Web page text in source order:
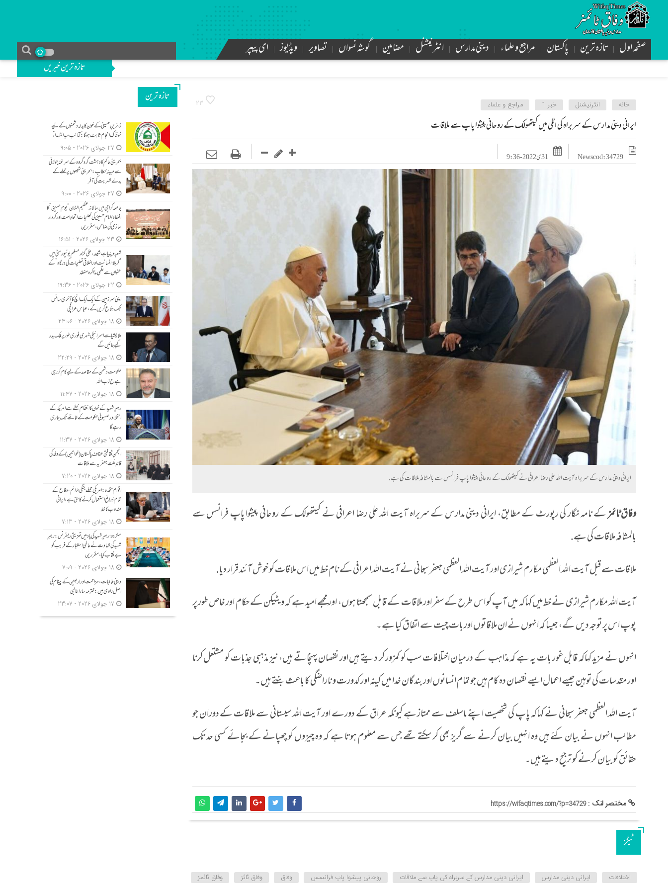
صفحہ اول تازه ترین پاکستان مراجع و علماء دینی مدارس انٹرنیشنل مضامین گوشہ نسواں تصاویر ویڈیوز ای پیپر
تازہ ترین خبریں
23 خانه انٹرنیشنل خبر 1 مراجع و علماء
ایرانی دینی مدارس کے سربراہ کی اٹلی میں کیتھولک کے روحانی پیشوا پاپ سے ملاقات
News cod : 34729 31 می 2022 - 9:36
ایرانی دینی مدارس کے سربراہ آیت اللہ علی رضا اعرافی نے کیتھولک کے روحانی پیشوا پاپ فرانسس سے بالمشافہ ملاقات کی ہے.
وفاق ٹائمزکے نامہ نگار کی رپورٹ کے مطابق، ایرانی دینی مدارس کے سربراہ آیت اللہ علی رضا اعرافی نے کیتھولک کے روحانی پیشوا پاپ فرانسس سے
بالمشافہ ملاقات کی ہے.
ملاقات سے قبل آیت اللہ العظمی مکارم شیرازی اور آیت اللہ العظمی جعفر سبحانی نے آیت اللہ اعرافی کے نام خط میں اس ملاقات کو خوش آئند قرار دیا.
آیت اللہ مکارم شیرازی نے خط میں کہاکہ میں آپ کو اس طرح کے سفر اور ملاقات کے قابل سمجھتا ہوں، اور مجھے امید ہے کہ ویٹیکن کے حکام اور خاص طور پر
پوپ اس پر توجہ دیں گے، جیسا کہ انہوں نے ان ملاقاتوں اور بات چیت سے اتفاق کیا ہے۔
انہوں نے مزید کہاکہ قابل غور بات یہ ہے کہ مذاہب کے درمیان اختلافات سب کو کمزور کر دیتے ہیں اور نقصان پہنچاتے ہیں، نیز مذہبی جذبات کو مشتعل کرنا
اور مقدسات کی توہین جیسے اعمال ایسے نقصان دہ کام ہیں جو تمام انسانوں اور بندگان خدا میں کینہ اور کدورت و ناراضگی کا باعث بنتے ہیں۔
آیت اللہ العظمی جعفر سبحانی نے کہاکہ پاپ کی شخصیت اپنے ماسلف سے ممتاز ہے کیونکہ عراق کے دورے اور آیت اللہ سیستانی سے ملاقات کے دوران جو
مطالب انہوں نے بیان کئے ہیں وہ انہیں بیان کرنے سے گریز بھی کر سکتے تھے جس سے معلوم ہوتا ہے کہ وہ چیزوں کو چھپانے کے بجائے کسی حد تک
حقائق کو بیان کرنے کو ترجیح دیتے ہیں۔
مختصر لنک :https://wifaqtimes.com/?p=34729
ٹیگز
اختلافات ایرانی دینی مدارس ایرانی دینی مدارس کے سربراہ کی پاپ سے ملاقات روحانی پیشوا پاپ فرانسس وفاق وفاق ٹائز وفاق ٹائمز
تازه ترین
زائرینِ حسینی کے خون کا بدلہ دشمنوں کے لیے
خوفناک انجام ثابت ہوگا: کتائب سید الشہداءؑ
بحرینی حاکم کا دہشت گرد گروہ کے سرغنہ جولانی
سے مبینہ خطاب: بحرینی شیعوں پر حملے کے
بدلے شہریت کی آفر
جامعہ کراچی میں سالانہ عظیم الشان “یومِ حسینؑ” کا
انعقاد/امام حسینؑ کی تعلیمات اتحادِ امت اور کردار
سازی کی ضامن، مقررین
شعبۂ دینیاتِ شیعہ، علی گڑھ مسلم یونیورسٹی میں
“کربلا؛ انسانیت اور اخلاقی تعلیمات کی درگاہ” کے
عنوان سے علمی مذاکرہ منعقد
اپنی سرزمین کے ایک ایک انچ کا آخری سانس
تک دفاع کریں گے، عباس عراقچی
ملائیشیا سے اسرائیلی شہری فوری طور پر ملک بدر
کیے جائیں گے
حکومت دشمن کے مقاصد کے لیے کام کر رہی
ہے ح زب ا للہ
رہبرِ شہید کے خون کا انتقام خطے سے امریکہ کے
انخلا اور صہیونی حکومت کے خاتمے تک جاری
رہے گا
انجمنِ ثقافتی عفاف پاکستان (خواتین) کے وفد کی
قائدِ ملّت جعفریہ سے ملاقات
اقوام متحدہ: امریکی حملے جنگی جرائم، دفاع کے
تمام ذرائع استعمال کرنے کا حق ہے، ایرانی
مندوب کا خط
سکردو؛ رہبرِ شہید کی یاد میں تعزیتی ریفرنس: رہبرِ
شہید کی شہادت نے عالمی استکبار کے فریب کو
بے نقاب کیا، مقررین
دینی طالبات، مزاحمت اور اربعین کے پیغام کی
اصل راوی ہیں: محترمہ سارا طالبی